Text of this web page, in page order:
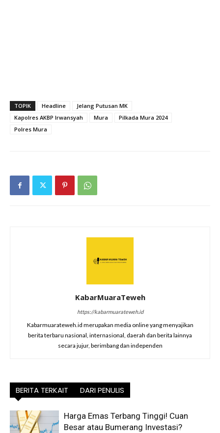
TOPIK Headline
Jelang Putusan MK
Kapolres AKBP Irwansyah
Mura
Pilkada Mura 2024
Polres Mura
KabarMuaraTeweh
https://kabarmuarateweh.id
Kabarmuarateweh.id merupakan media online yang menyajikan
berita terbaru nasional, internasional, daerah dan berita lainnya
secara jujur, berimbang dan independen
BERITA TERKAIT DARI PENULIS
Harga Emas Terbang Tinggi! Cuan
Besar atau Bumerang Investasi?